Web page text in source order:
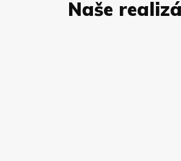
Naše